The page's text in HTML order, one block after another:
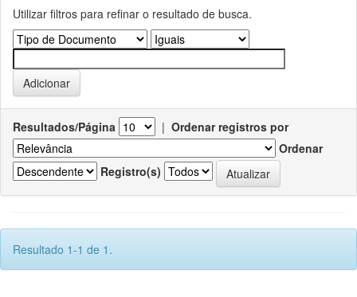
Utilizar filtros para refinar o resultado de busca.
Resultados/Página | Ordenar registros por
Ordenar
Registro(s)
Resultado 1-1 de 1.